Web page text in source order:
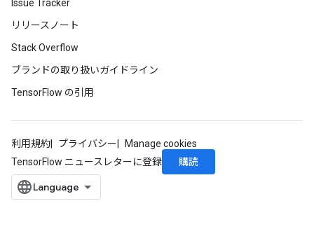
Issue Tracker
リリースノート
Stack Overflow
ブランドの取り扱いガイドライン
TensorFlow の引用
利用規約 プライバシー
Manage cookies
TensorFlow ニュースレターに登録
購読